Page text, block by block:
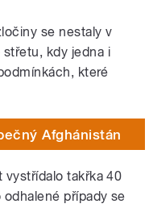
se nestaly v
kdy jedna i
které
Afghánistán
vystřídalo takřka 40
případy se